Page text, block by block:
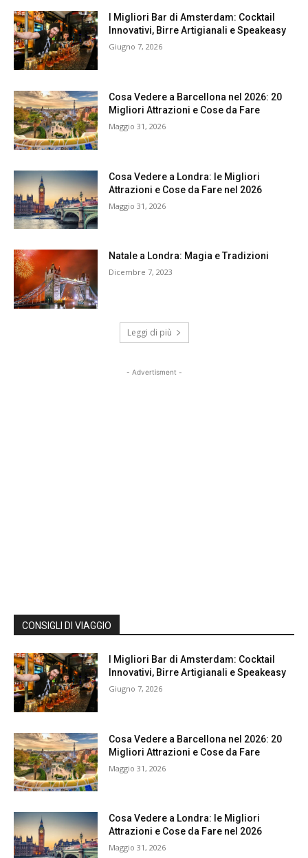
I Migliori Bar di Amsterdam: Cocktail
Innovativi, Birre Artigianali e Speakeasy
Giugno 7, 2026
Cosa Vedere a Barcellona nel 2026: 20
Migliori Attrazioni e Cose da Fare
Maggio 31, 2026
Cosa Vedere a Londra: le Migliori
Attrazioni e Cose da Fare nel 2026
Maggio 31, 2026
Natale a Londra: Magia e Tradizioni
Dicembre 7, 2023
Leggi di più
- Advertisment -
CONSIGLI DI VIAGGIO
I Migliori Bar di Amsterdam: Cocktail
Innovativi, Birre Artigianali e Speakeasy
Giugno 7, 2026
Cosa Vedere a Barcellona nel 2026: 20
Migliori Attrazioni e Cose da Fare
Maggio 31, 2026
Cosa Vedere a Londra: le Migliori
Attrazioni e Cose da Fare nel 2026
Maggio 31, 2026